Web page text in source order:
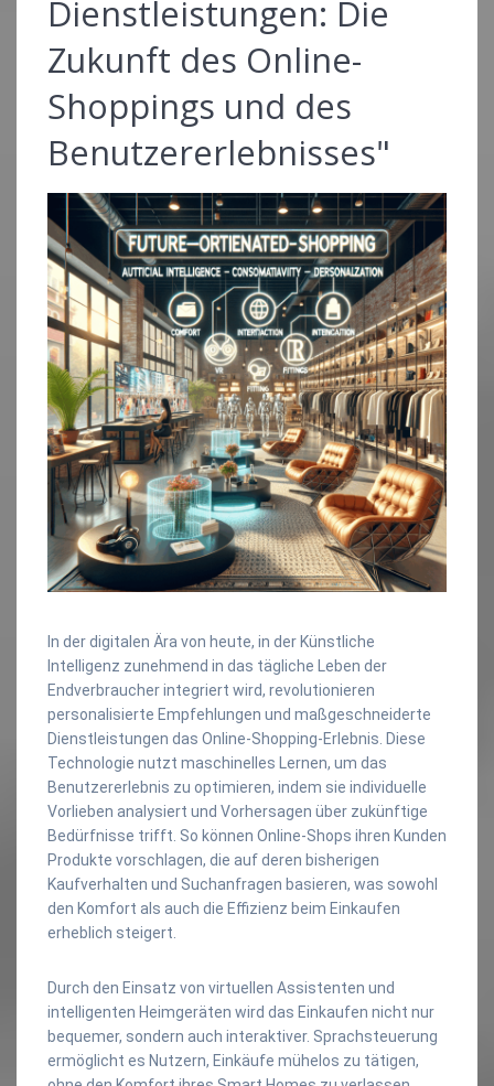
Dienstleistungen: Die
Zukunft des Online-
Shoppings und des
Benutzererlebnisses"
In der digitalen Ära von heute, in der Künstliche
Intelligenz zunehmend in das tägliche Leben der
Endverbraucher integriert wird, revolutionieren
personalisierte Empfehlungen und maßgeschneiderte
Dienstleistungen das Online-Shopping-Erlebnis. Diese
Technologie nutzt maschinelles Lernen, um das
Benutzererlebnis zu optimieren, indem sie individuelle
Vorlieben analysiert und Vorhersagen über zukünftige
Bedürfnisse trifft. So können Online-Shops ihren Kunden
Produkte vorschlagen, die auf deren bisherigen
Kaufverhalten und Suchanfragen basieren, was sowohl
den Komfort als auch die Effizienz beim Einkaufen
erheblich steigert.
Durch den Einsatz von virtuellen Assistenten und
intelligenten Heimgeräten wird das Einkaufen nicht nur
bequemer, sondern auch interaktiver. Sprachsteuerung
ermöglicht es Nutzern, Einkäufe mühelos zu tätigen,